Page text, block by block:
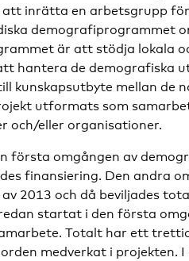
inrätta en arbetsgrupp
demografiprogrammet
är att stödja lokala
hantera de demografiska
kunskapsutbyte mellan de
utformats som
och/eller organisationer.
första omgången av
finansiering. Den andra
2013 och då beviljades
startat i den första
Totalt har ett
medverkat i projekten. I